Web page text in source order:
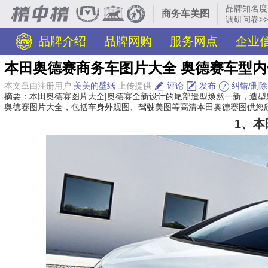
商务车美图
品牌知名度
调研问卷
品牌介绍 品牌网购 服务网点 企业
本田奥德赛商务车图片大全 奥德赛车型
本文章由注册用户 美美的壁纸 上传提供 评论 发布
纠错/删除
摘要：本田奥德赛图片大全|奥德赛全新设计的尾部造型焕然一新，造
奥德赛图片大全，包括车身外观图、驾驶美图等高清本田奥德赛图供您
1、